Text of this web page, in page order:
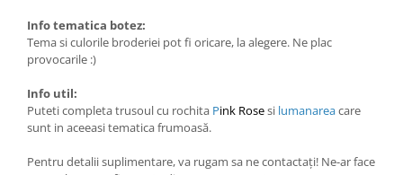
Info tematica botez:
Tema si culorile broderiei pot fi oricare, la alegere. Ne plac
provocarile :)
Info util:
Puteti completa trusoul cu rochita Pink Rosesi lumanareacare
sunt in aceeasi tematica frumoasă.
Pentru detalii suplimentare, va rugam sa ne contactați! Ne-ar face